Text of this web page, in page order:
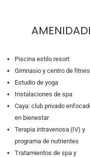
Piscina estilo resort
Gimnasio y centro de
Estudio de yoga
Instalaciones de spa
Caya: club privado
en bienestar
Terapia intravenosa (IV) y
programa de nutrientes
Tratamientos de spa y